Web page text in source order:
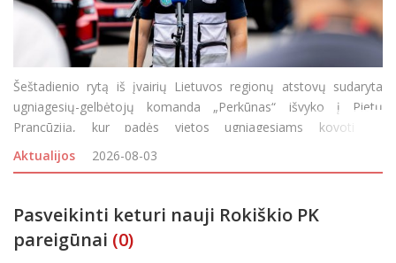
Šeštadienio rytą iš įvairių Lietuvos regionų atstovų sudaryta
ugniagesių-gelbėtojų komanda „Perkūnas“ išvyko į Pietų
Prancūziją, kur padės vietos ugniagesiams kovoti su
siautėjančiais didžiuliais miškų gaisrais. Keturių dešimčių
savanorių būriui
Aktualijos 2026-08-03
Pasveikinti keturi nauji Rokiškio PK
pareigūnai (0)